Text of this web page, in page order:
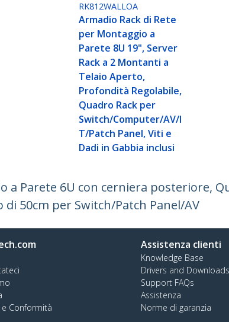
RK812WALLOA
Armadio Rack di Rete
per Montaggio a
Parete 8U 19", Server
Rack a 2 Montanti a
Telaio Aperto,
Profondità Regolabile,
Quadro Rack per
Switch/Computer/AV/I
T/Patch Panel, Viti e
Dadi in Gabbia inclusi
a Parete 6U con cerniera posteriore,
50cm per Switch/Patch Panel/AV
Conformità
Assistenza clienti
Knowledge Base
Drivers and Downloads
Support FAQs
Assistenza
Norme di garanzia